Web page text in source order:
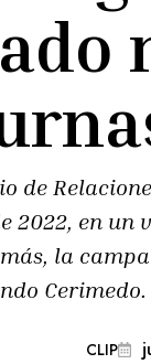
de
2022, en
la
Cerimedo.
CLIP